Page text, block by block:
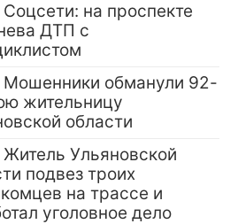
Соцсети: на проспекте
ДТП с
Мошенники обманули 92-
жительницу
области
Житель Ульяновской
подвез троих
на трассе и
уголовное дело